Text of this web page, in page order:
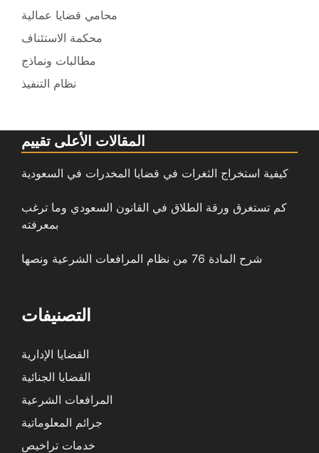
محامي قضايا عمالية
محكمة الاستئناف
مطالبات ونماذج
نظام التنفيذ
المقالات الأعلى تقييم
كيفية استخراج الثغرات في قضايا المخدرات في السعودية
كم تستغرق ورقة الطلاق في القانون السعودي وما ترغب
بمعرفته
شرح المادة 76 من نظام المرافعات الشرعية ونصها
التصنيفات
القضايا الإدارية
القضايا الجنائية
المرافعات الشرعية
جرائم المعلوماتية
خدمات تراخيص